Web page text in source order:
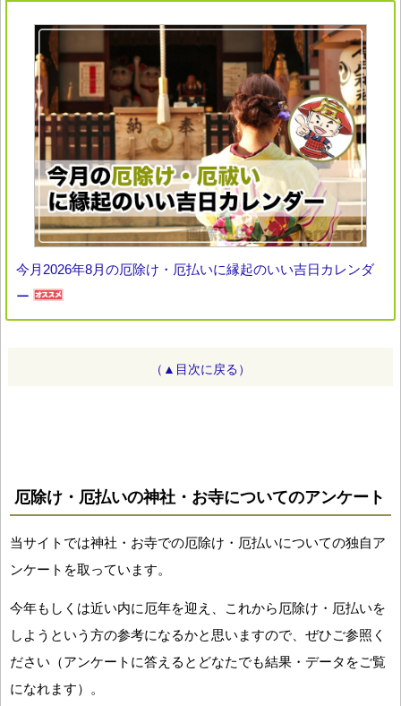
今月2026年8月の厄除け・厄払いに縁起のいい吉日カレンダ
ー
（▲目次に戻る）
厄除け・厄払いの神社・お寺についてのアンケート
当サイトでは神社・お寺での厄除け・厄払いについての独自ア
ンケートを取っています。
今年もしくは近い内に厄年を迎え、これから厄除け・厄払いを
しようという方の参考になるかと思いますので、ぜひご参照く
ださい（アンケートに答えるとどなたでも結果・データをご覧
になれます）。